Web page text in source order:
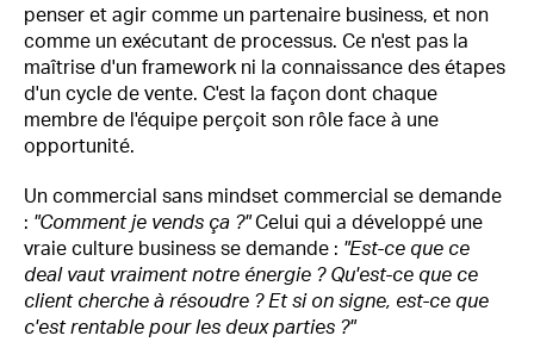
penser et agir comme un partenaire business, et non
comme un exécutant de processus. Ce n'est pas la
maîtrise d'un framework ni la connaissance des étapes
d'un cycle de vente. C'est la façon dont chaque
membre de l'équipe perçoit son rôle face à une
opportunité.
Un commercial sans mindset commercial se demande
: "Comment je vends ça ?"Celui qui a développé une
vraie culture business se demande : "Est-ce que ce
deal vaut vraiment notre énergie ? Qu'est-ce que ce
client cherche à résoudre ? Et si on signe, est-ce que
c'est rentable pour les deux parties ?"